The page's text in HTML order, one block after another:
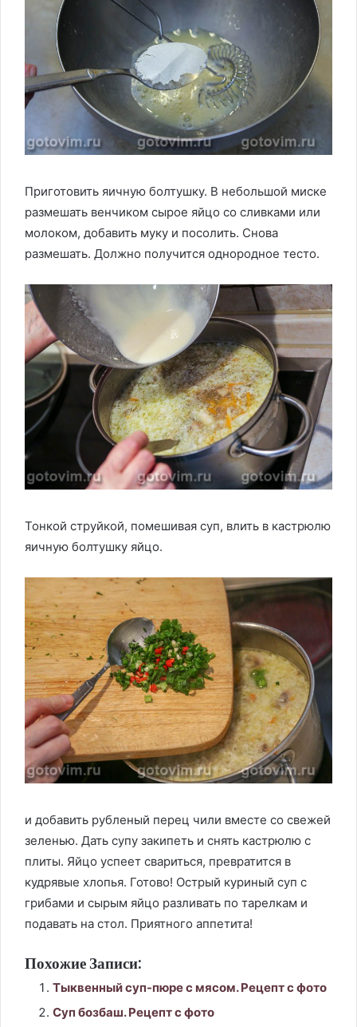
Приготовить яичную болтушку. В небольшой миске
размешать венчиком сырое яйцо со сливками или
молоком, добавить муку и посолить. Снова
размешать. Должно получится однородное тесто.
Тонкой струйкой, помешивая суп, влить в кастрюлю
яичную болтушку яйцо.
и добавить рубленый перец чили вместе со свежей
зеленью. Дать супу закипеть и снять кастрюлю с
плиты. Яйцо успеет свариться, превратится в
кудрявые хлопья. Готово! Острый куриный суп с
грибами и сырым яйцо разливать по тарелкам и
подавать на стол. Приятного аппетита!
Похожие Записи:
Тыквенный суп-пюре с мясом. Рецепт с фото
Суп бозбаш. Рецепт с фото